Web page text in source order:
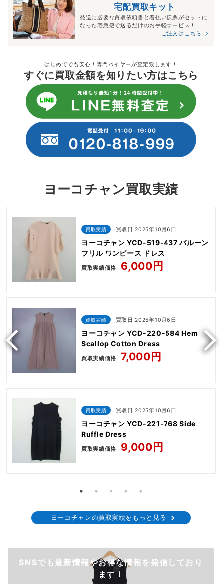
宅配買取キット
発送に必要な買取依頼書と着払い伝票がセットに
なった宅急便で送るだけのお手軽サービス！
ご注文はこちら
はじめてでも安心！専門バイヤーが査定致します！
すぐに買取金額を知りたい方はこちら
ヨーコチャン買取実績
買取実績 買取日 2025年10月6日
ヨーコチャン YCD-519-437 バルーン
フリル ワンピース ドレス
買取実績価格 6,000円
買取実績 買取日 2025年10月6日
ヨーコチャン YCD-220-584 Hem
Scallop Cotton Dress
買取実績価格 7,000円
買取実績 買取日 2025年10月6日
ヨーコチャン YCD-221-768 Side
Ruffle Dress
買取実績価格 9,000円
ヨーコチャンの買取実績をもっと見る
SNSでも最新情報やお得な情報を発信しており
ます！